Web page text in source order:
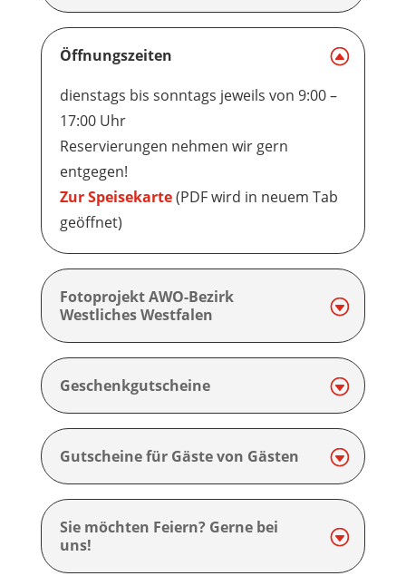
Öffnungszeiten
dienstags bis sonntags jeweils von 9:00 –
17:00 Uhr
Reservierungen nehmen wir gern
entgegen!
Zur Speisekarte(PDF wird in neuem Tab
geöffnet)
Fotoprojekt AWO-Bezirk
Westliches Westfalen
Geschenkgutscheine
Gutscheine für Gäste von Gästen
Sie möchten Feiern? Gerne bei
uns!